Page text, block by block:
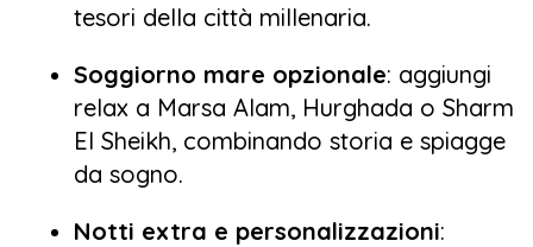
tesori della città millenaria.
Soggiorno mare opzionale: aggiungi
relax a Marsa Alam, Hurghada o Sharm
El Sheikh, combinando storia e spiagge
da sogno.
Notti extra e personalizzazioni: